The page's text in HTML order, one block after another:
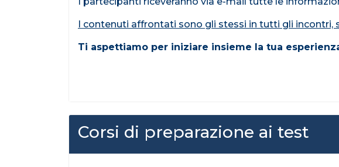
I contenuti affrontati sono gli stessi in tutti gli incontri,
Ti aspettiamo per iniziare insieme la tua
Corsi di preparazione ai test